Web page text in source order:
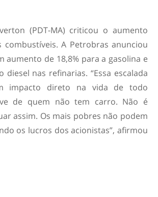
(PDT-MA) criticou o aumento
combustíveis. A Petrobras anunciou
aumento de 18,8% para a gasolina e
diesel nas refinarias. “Essa escalada
impacto direto na vida de todo
de quem não tem carro. Não é
assim. Os mais pobres não podem
os lucros dos acionistas”, afirmou